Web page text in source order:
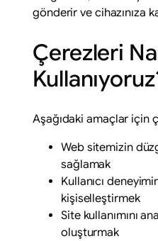
gönderir ve cihazınıza
Çerezleri
Aşağıdaki amaçlar için
Web sitemizin
sağlamak
Kullanıcı
kişiselleştirmek
Site kullanımını
oluşturmak